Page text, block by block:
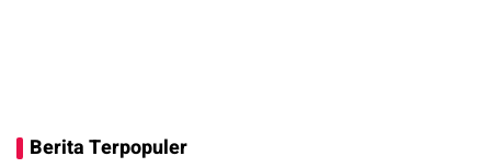
Berita Terpopuler